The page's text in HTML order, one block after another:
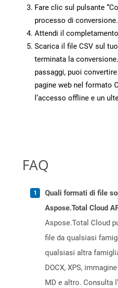
Fare clic sul pulsante
processo di conversione.
Attendi il
Scarica il file CSV sul
terminata la
passaggi, puoi
pagine web nel formato
l’accesso offline e un
FAQ
Quali formati di file
Aspose.Total Cloud
Aspose.Total Cloud
file da qualsiasi
qualsiasi altra
DOCX, XPS,
MD e altro. Consulta